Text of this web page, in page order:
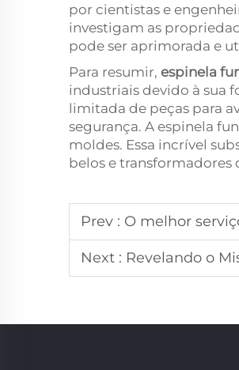
por cientistas e
investigam as
pode ser aprimorada e
Para resumir, espinela
industriais devido à sua
limitada de peças para
segurança. A espinela
moldes. Essa incrível
belos e
Prev : O melhor
Next : Revelando o